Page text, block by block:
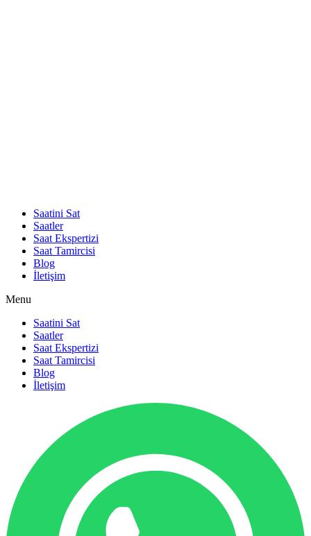
Saatini Sat
Saatler
Saat Ekspertizi
Saat Tamircisi
Blog
İletişim
Menu
Saatini Sat
Saatler
Saat Ekspertizi
Saat Tamircisi
Blog
İletişim